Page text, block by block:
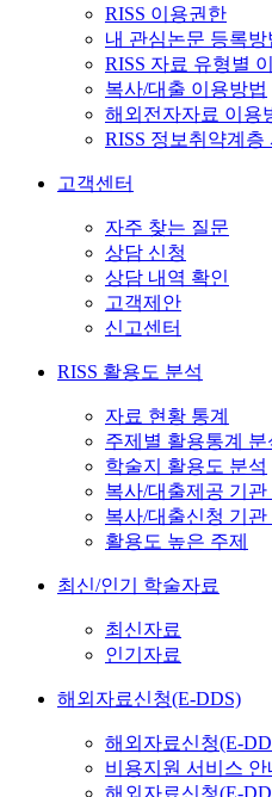
RISS 이용권한
내 관심논문 등록방
RISS 자료 유형별
복사/대출 이용방법
해외전자자료 이용
RISS 정보취약계층
고객센터
자주 찾는 질문
상담 신청
상담 내역 확인
고객제안
신고센터
RISS 활용도 분석
자료 현황 통계
주제별 활용통계 분
학술지 활용도 분석
복사/대출제공 기관
복사/대출신청 기관
활용도 높은 주제
최신/인기 학술자료
최신자료
인기자료
해외자료신청(E-DDS)
해외자료신청(E-
비용지원 서비스 안
해외자료신청(E-